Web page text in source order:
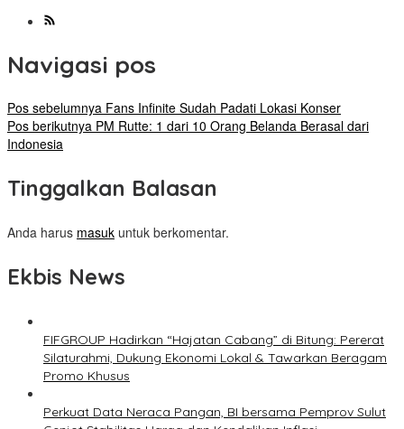
Navigasi pos
Pos sebelumnya Fans Infinite Sudah Padati Lokasi Konser
Pos berikutnya PM Rutte: 1 dari 10 Orang Belanda Berasal dari
Indonesia
Tinggalkan Balasan
Anda harus masuk untuk berkomentar.
Ekbis News
FIFGROUP Hadirkan “Hajatan Cabang” di Bitung: Pererat
Silaturahmi, Dukung Ekonomi Lokal & Tawarkan Beragam
Promo Khusus
Perkuat Data Neraca Pangan, BI bersama Pemprov Sulut